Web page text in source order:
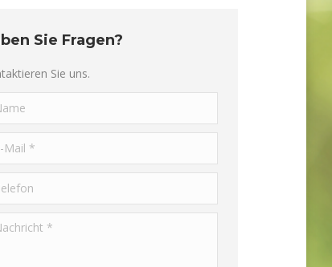
Sie Fragen?
Sie uns.
*
*